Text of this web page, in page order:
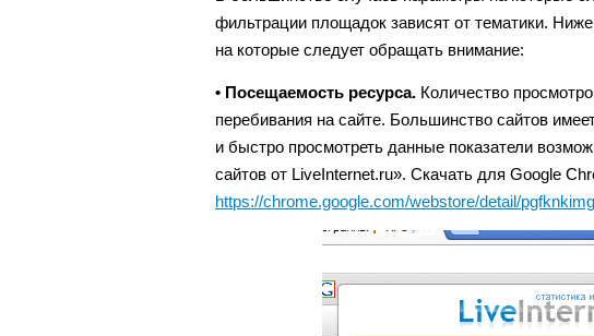
фильтрации площадок зависят от тематики.
на которые следует обращать внимание:
• Посещаемость ресурса. Количество
перебивания на сайте. Большинство сайтов
и быстро просмотреть данные показатели
сайтов от LiveInternet.ru». Скачать для Google
https://chrome.google.com/webstore/detail/